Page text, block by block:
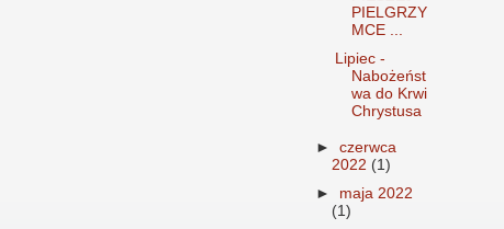
PIELGRZY
MCE ...
Lipiec -
Nabożeńst
wa do Krwi
Chrystusa
►czerwca
2022 (1)
► maja 2022
(1)